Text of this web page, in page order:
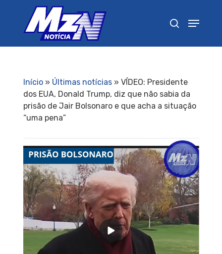
Início» Últimas notícias» VÍDEO: Presidente
dos EUA, Donald Trump, diz que não sabia da
prisão de Jair Bolsonaro e que acha a situação
“uma pena”